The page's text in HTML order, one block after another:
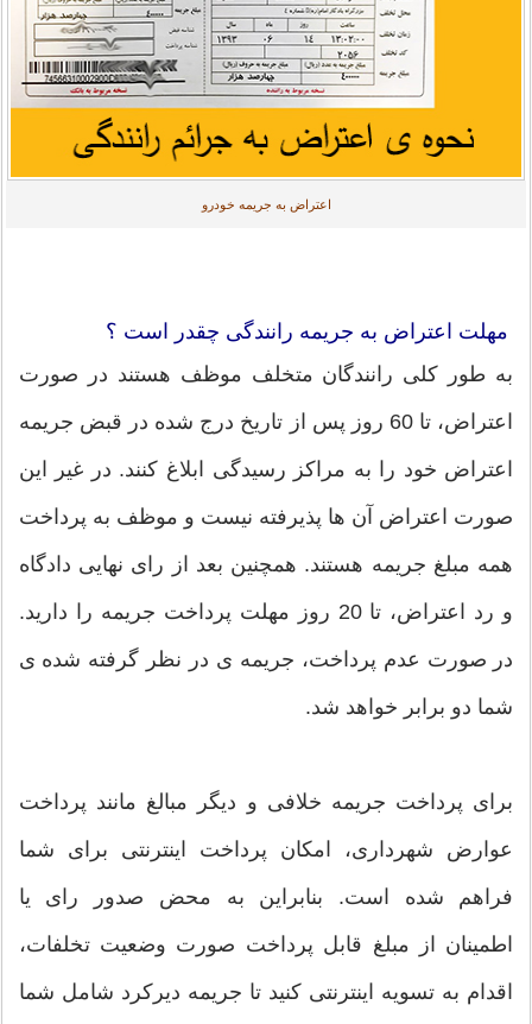
اعتراض به جریمه خودرو
مهلت اعتراض به جریمه رانندگی چقدر است ؟
به طور کلی رانندگان متخلف موظف هستند در صورت
اعتراض، تا 60 روز پس از تاریخ درج شده در قبض جریمه
اعتراض خود را به مراکز رسیدگی ابلاغ کنند. در غیر این
صورت اعتراض آن ها پذیرفته نیست و موظف به پرداخت
همه مبلغ جریمه هستند. همچنین بعد از رای نهایی دادگاه
و رد اعتراض، تا 20 روز مهلت پرداخت جریمه را دارید.
در صورت عدم پرداخت، جریمه ی در نظر گرفته شده ی
شما دو برابر خواهد شد.
برای پرداخت جریمه خلافی و دیگر مبالغ مانند پرداخت
عوارض شهرداری، امکان پرداخت اینترنتی برای شما
فراهم شده است. بنابراین به محض صدور رای یا
اطمینان از مبلغ قابل پرداخت صورت وضعیت تخلفات،
اقدام به تسویه اینترنتی کنید تا جریمه دیرکرد شامل شما